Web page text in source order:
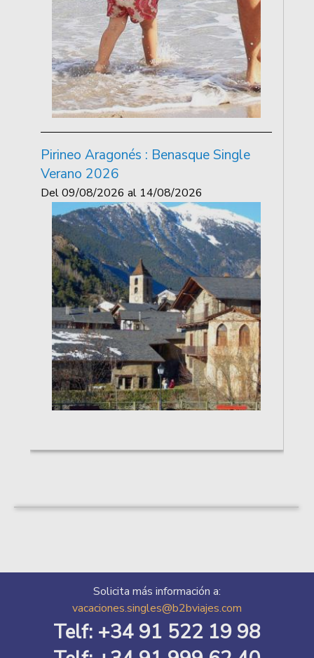
Pirineo Aragonés : Benasque Single
Verano 2026
Del09/08/2026 al 14/08/2026
Solicita más información a:
vacaciones.singles@b2bviajes.com
Telf: +34 91 522 19 98